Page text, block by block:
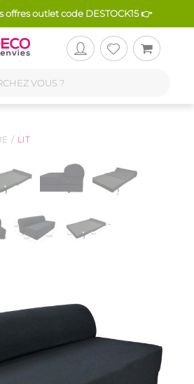
offres outlet code DESTOCK15 👉
LIT